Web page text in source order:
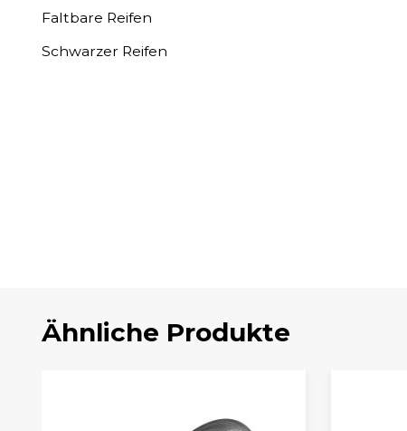
Faltbare Reifen
Schwarzer Reifen
Ähnliche Produkte